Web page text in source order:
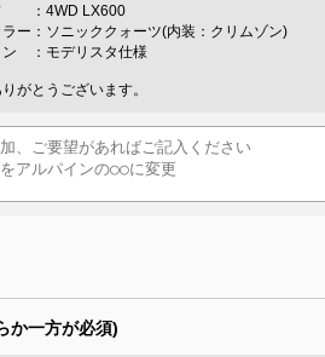
：4WD LX600
ラー：ソニッククォーツ(内装：クリムゾン)
ン ：モデリスタ仕様
がとうございます。
か一方が必須)